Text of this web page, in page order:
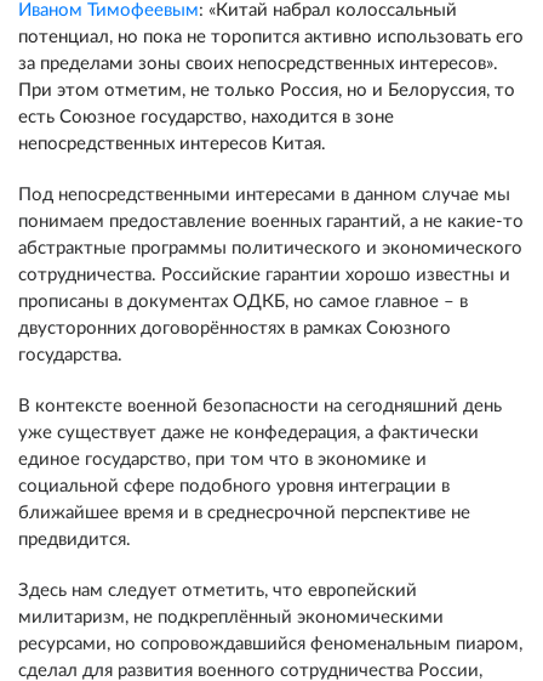
Иваном Тимофеевым: «Китай набрал колоссальный
потенциал, но пока не торопится активно использовать его
за пределами зоны своих непосредственных интересов».
При этом отметим, не только Россия, но и Белоруссия, то
есть Союзное государство, находится в зоне
непосредственных интересов Китая.
Под непосредственными интересами в данном случае мы
понимаем предоставление военных гарантий, а не какие-то
абстрактные программы политического и экономического
сотрудничества. Российские гарантии хорошо известны и
прописаны в документах ОДКБ, но самое главное – в
двусторонних договорённостях в рамках Союзного
государства.
В контексте военной безопасности на сегодняшний день
уже существует даже не конфедерация, а фактически
единое государство, при том что в экономике и
социальной сфере подобного уровня интеграции в
ближайшее время и в среднесрочной перспективе не
предвидится.
Здесь нам следует отметить, что европейский
милитаризм, не подкреплённый экономическими
ресурсами, но сопровождавшийся феноменальным пиаром,
сделал для развития военного сотрудничества России,